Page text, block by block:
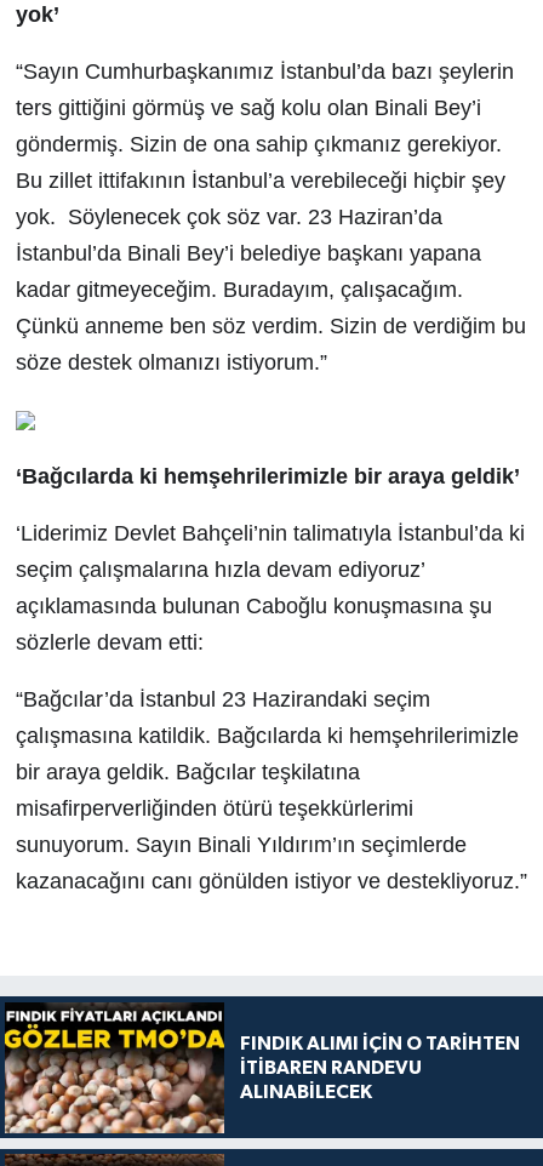
yok’
“Sayın Cumhurbaşkanımız İstanbul’da bazı şeylerin
ters gittiğini görmüş ve sağ kolu olan Binali Bey’i
göndermiş. Sizin de ona sahip çıkmanız gerekiyor.
Bu zillet ittifakının İstanbul’a verebileceği hiçbir şey
yok. Söylenecek çok söz var. 23 Haziran’da
İstanbul’da Binali Bey’i belediye başkanı yapana
kadar gitmeyeceğim. Buradayım, çalışacağım.
Çünkü anneme ben söz verdim. Sizin de verdiğim bu
söze destek olmanızı istiyorum.”
‘Bağcılarda ki hemşehrilerimizle bir araya geldik’
‘Liderimiz Devlet Bahçeli’nin talimatıyla İstanbul’da ki
seçim çalışmalarına hızla devam ediyoruz’
açıklamasında bulunan Caboğlu konuşmasına şu
sözlerle devam etti:
“Bağcılar’da İstanbul 23 Hazirandaki seçim
çalışmasına katildik. Bağcılarda ki hemşehrilerimizle
bir araya geldik. Bağcılar teşkilatına
misafirperverliğinden ötürü teşekkürlerimi
sunuyorum. Sayın Binali Yıldırım’ın seçimlerde
kazanacağını canı gönülden istiyor ve destekliyoruz.”
FINDIK ALIMI İÇİN O TARİHTEN
İTİBAREN RANDEVU
ALINABİLECEK